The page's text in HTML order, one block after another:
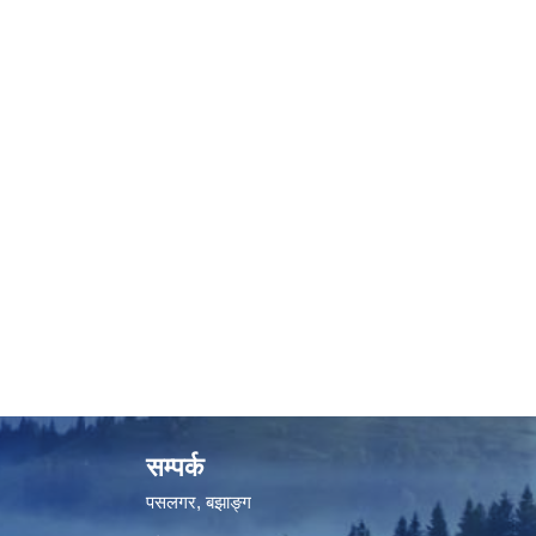
सम्पर्क
पसलगर, बझाङ्ग